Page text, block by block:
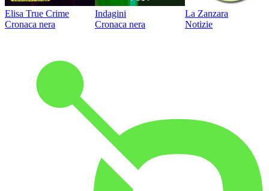
Elisa True Crime
Cronaca nera
Indagini
Cronaca nera
La Zanzara
Notizie